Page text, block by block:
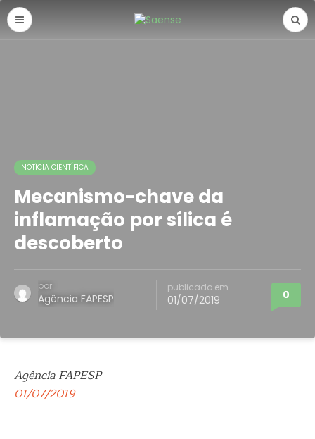
NOTÍCIA CIENTÍFICA
Mecanismo-chave da
inflamação por sílica é
descoberto
por
Agência FAPESP
publicado em
01/07/2019 0
Agência FAPESP
01/07/2019